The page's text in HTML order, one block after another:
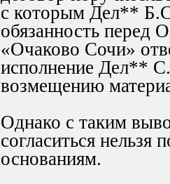
с которым Дел**
обязанность
«Очаково Сочи»
исполнение Дел**
возмещению
Однако с таким
согласиться
основаниям.